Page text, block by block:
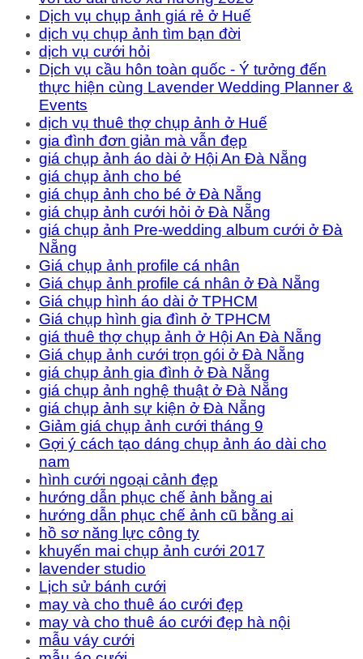
Dịch vụ chụp ảnh giá rẻ ở Huế
dịch vụ chụp ảnh tìm bạn đời
dịch vụ cưới hỏi
Dịch vụ cầu hôn toàn quốc - Ý tưởng đến
thực hiện cùng Lavender Wedding Planner &
Events
dịch vụ thuê thợ chụp ảnh ở Huế
gia đình đơn giản mà vẫn đẹp
giá chụp ảnh áo dài ở Hội An Đà Nẵng
giá chụp ảnh cho bé
giá chụp ảnh cho bé ở Đà Nẵng
giá chụp ảnh cưới hỏi ở Đà Nẵng
giá chụp ảnh Pre-wedding album cưới ở Đà
Nẵng
Giá chụp ảnh profile cá nhân
Giá chụp ảnh profile cá nhân ở Đà Nẵng
Giá chụp hình áo dài ở TPHCM
Giá chụp hình gia đình ở TPHCM
giá thuê thợ chụp ảnh ở Hội An Đà Nẵng
Giá chụp ảnh cưới trọn gói ở Đà Nẵng
giá chụp ảnh gia đình ở Đà Nẵng
giá chụp ảnh nghệ thuật ở Đà Nẵng
giá chụp ảnh sự kiện ở Đà Nẵng
Giảm giá chụp ảnh cưới tháng 9
Gợi ý cách tạo dáng chụp ảnh áo dài cho
nam
hình cưới ngoại cảnh đẹp
hướng dẫn phục chế ảnh bằng ai
hướng dẫn phục chế ảnh cũ bằng ai
hồ sơ năng lực công ty
khuyến mai chụp ảnh cưới 2017
lavender studio
Lịch sử bánh cưới
may và cho thuê áo cưới đẹp
may và cho thuê áo cưới đẹp hà nội
mẫu váy cưới